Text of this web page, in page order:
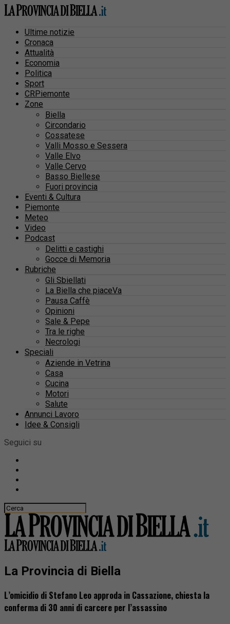
Ultime notizie
Cronaca
Attualità
Economia
Politica
Sport
CRPiemonte
Zone
Biella
Circondario
Cossatese
Valli Mosso e Sessera
Valle Elvo
Valle Cervo
Basso Biellese
Fuori provincia
Eventi & Cultura
Piemonte
Meteo
Video
Podcast
Delitti e castighi
Gocce di Memoria
Rubriche
Gli Sbiellati
La Biella che piaceVa
Pausa Caffè
Opinioni
Sale & Pepe
Tra le righe
Necrologi
Speciali
Aziende in Vetrina
Casa
Cucina
Motori
Salute
Annunci Lavoro
Idee & Consigli
Seguici su
La Provincia di Biella
L’omicidio di Stefano Leo approda in Cassazione, chiesta la
conferma di 30 anni di carcere per l’assassino